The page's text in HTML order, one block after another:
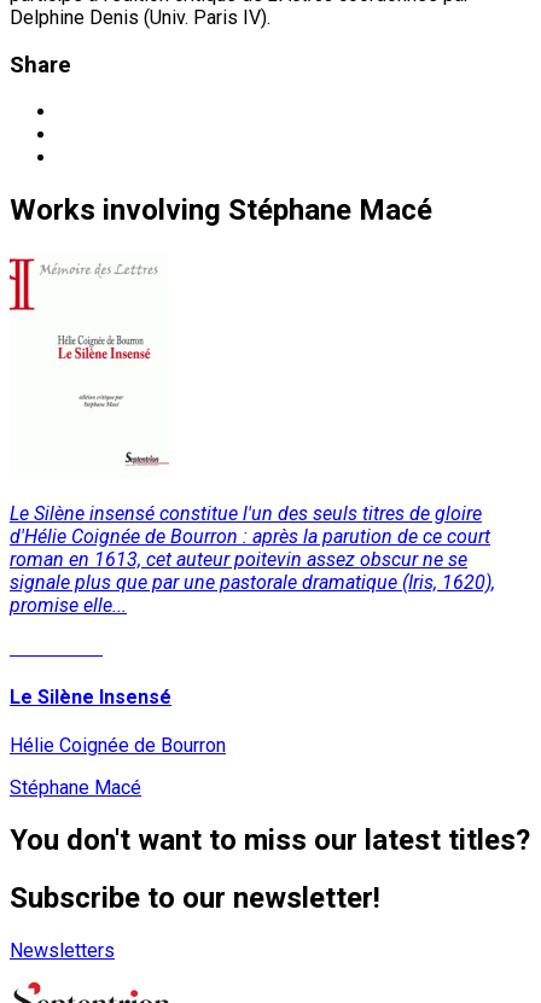
Delphine Denis (Univ. Paris IV).
Share
Works involving Stéphane Macé
Le Silène insensé constitue l'un des seuls titres de gloire
d'Hélie Coignée de Bourron : après la parution de ce court
roman en 1613, cet auteur poitevin assez obscur ne se
signale plus que par une pastorale dramatique (Iris, 1620),
promise elle...
Le Silène Insensé
Hélie Coignée de Bourron
Stéphane Macé
You don't want to miss our latest titles?
Subscribe to our newsletter!
Newsletters